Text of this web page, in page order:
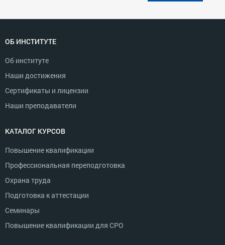
ОБ ИНСТИТУТЕ
Об институте
Наши достижения
Сертификаты и лицензии
Наши преподаватели
КАТАЛОГ КУРСОВ
Повышение квалификации
Профессиональная переподготовка
Охрана труда
Подготовка к аттестации
Семинары
Повышение квалификации для СРО